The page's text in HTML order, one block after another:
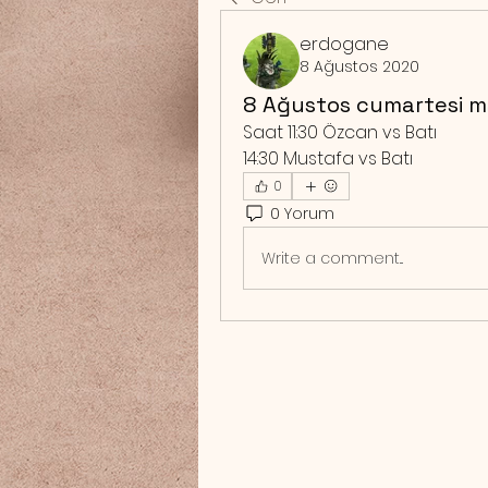
erdogane
8 Ağustos 2020
8 Ağustos cumartesi
Saat 11:30 Özcan vs Batı
14:30 Mustafa vs Batı
0
0 Yorum
Write a comment...